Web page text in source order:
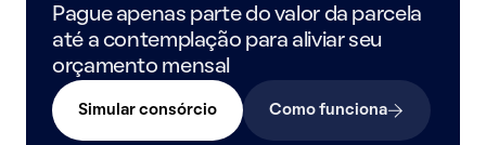
Pague apenas parte do valor da parcela
até a contemplação para aliviar seu
orçamento mensal
Simular consórcio Como funciona